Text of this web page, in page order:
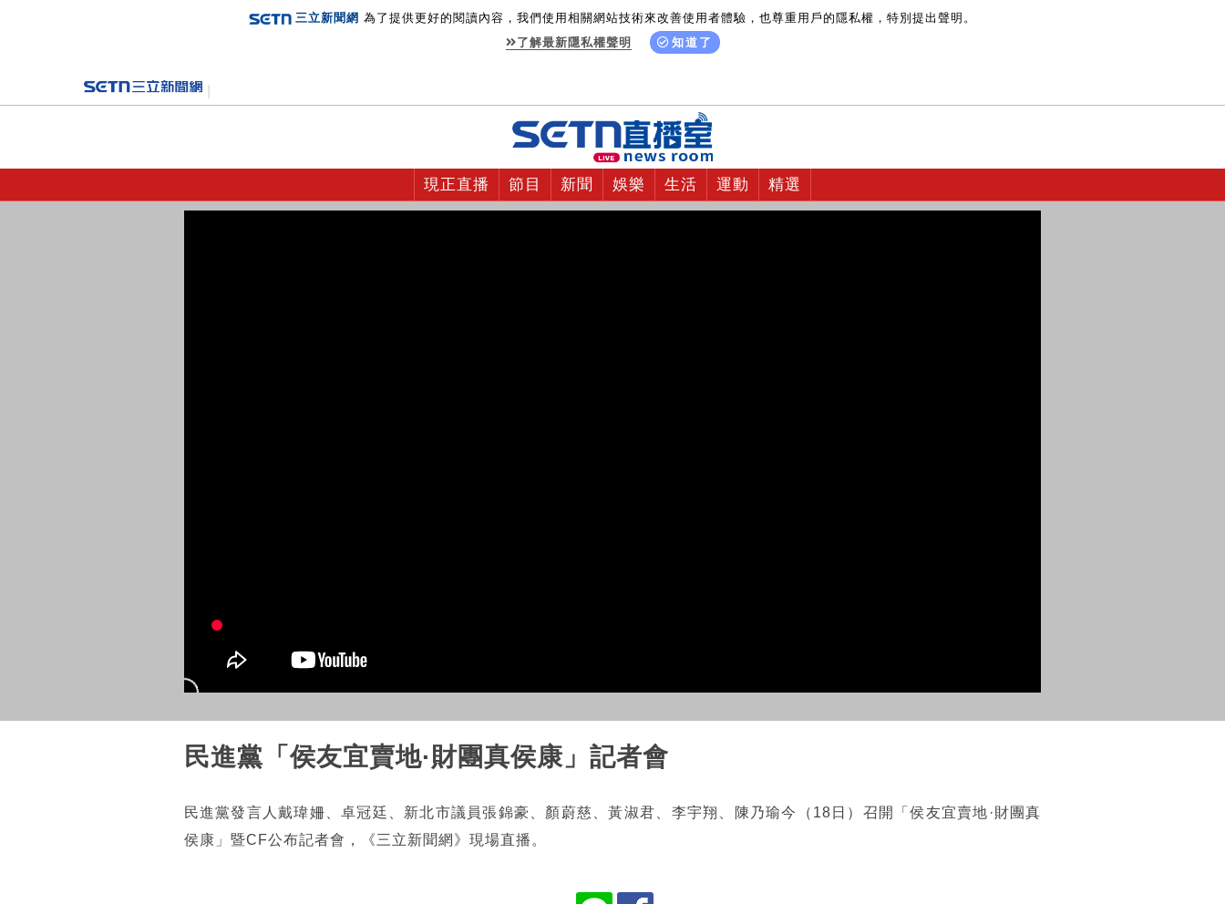
三立新聞網 為了提供更好的閱讀內容，我們使用相關網站技術來改善使用者體驗，也尊重用戶的隱私權，特別提出聲明。
了解最新隱私權聲明
知道了
現正直播 節目 新聞 娛樂 生活 運動 精選
民進黨「侯友宜賣地·財團真侯康」記者會
民進黨發言人戴瑋姍、卓冠廷、新北市議員張錦豪、顏蔚慈、黃淑君、李宇翔、陳乃瑜今（18日）召開「侯友宜賣地·財團真
侯康」暨CF公布記者會，《三立新聞網》現場直播。